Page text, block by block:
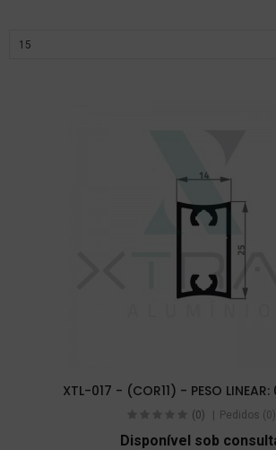
XTL-017 - (COR11) - PESO
(0) Pedidos (0)
Disponível sob